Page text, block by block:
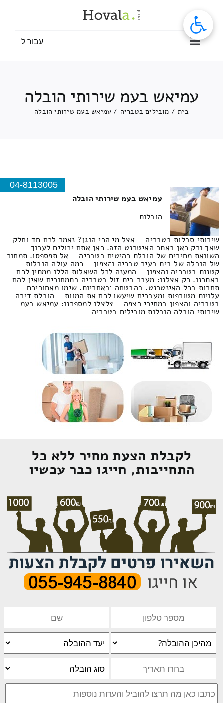
עבור ל
עמיאש בעמ שירותי הובלה
בית / מובילים בטבריה / עמיאש בעמ שירותי הובלה
04-8113005
עמיאש בעמ שירותי הובלה
הובלות
שירותי סבלות בטבריה – אצל מי הכי הוגן? נאמר לכם חד וחלק
שאך ורק כאן באתר האיטרנט הזה. כאן אתם יכולים לערוך
השוואת מחירים של הובלת רהיטים בטבריה – אל תפספסו. תמחור
של הובלה של בית בעיר טבריה והצפון – כמה עולה הובלות
קטנות בטבריה והצפון – המענה לכל השאלות הללו ממתין לכם
באתרנו. רק אצלנו: מעבר בית זול בטבריה בתמחורים שאין להם
תחרות בכל האינטרנט. בהבטחה ובאחריות. שימו מאחוריכם
עלויות מטורפות ומעברים שיעשו לכם את המוות – הובלת דירה
בטבריה והצפון במחירי רצפה – צלצלו למספרנו: עמיאש בעמ
שירותי הובלה הובלות מובילים בטבריה
לקבלת הצעת מחיר ללא כל
התחייבות, חייגו כבר עכשיו